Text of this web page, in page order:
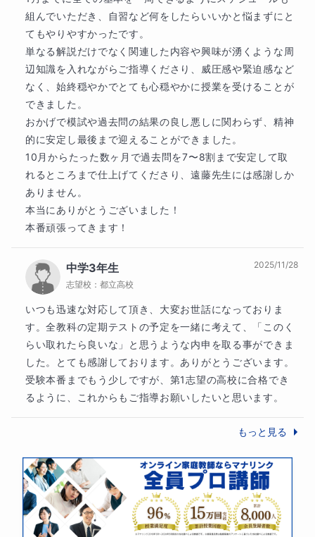
作成したオリジナルホワイトボードは、授業後に画
像データとしてマナリンク個別チャットにお送りす
ですので、授業の復習にお役立てくだ
さらに、スマホアプリ版マナリンクを使えばい
つでもどこでも見直しができるので、大変便利
です！
【本コースで大切にしていること】
高校受験に必要な数学を一通り指導 していきます
・授業の中で、苦手な問題に対しての解説を特に重視
組んでいただき、自習など何をしたらいいかと悩まずにと
てもやりやすかったです。
単なる解説だけでなく関連した内容や興味が湧くような周
辺知識を入れながらご指導くださり、威圧感や緊迫感など
なく、始終穏やかでとても心穏やかに授業を受けることが
できました。
おかげで模試や過去問の結果の良し悪しに関わらず、精神
的に安定し最後まで迎えることができました。
10月からたった数ヶ月で過去問を7〜8割まで安定して取
れるところまで仕上げてくださり、遠藤先生には感謝しか
ありません。
本当にありがとうございました！
本番頑張ってきます！
中学3年生
志望校： 都立高校
2025/11/28
いつも迅速な対応して頂き、大変お世話になっておりま
す。全教科の定期テストの予定を一緒に考えて、「このく
らい取れたら良いな」と思うような内申を取る事ができま
した。とても感謝しております。ありがとうございます。
受験本番までもう少しですが、第1志望の高校に合格でき
るように、これからもご指導お願いしたいと思います。
もっと見る